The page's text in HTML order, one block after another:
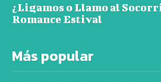
¿Ligamos o Llamo al
Romance Estival
Más popular